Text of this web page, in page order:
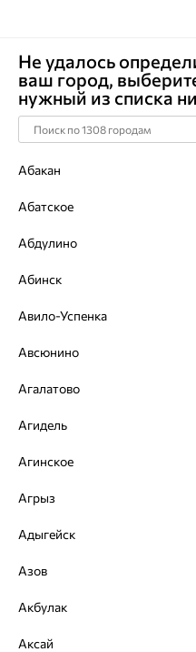
Главная Каталог
Кольцо
бриллиант,
5
Не удалось
ваш город,
нужный из списка
Абакан
Абатское
Абдулино
Абинск
Авило-Успенка
Авсюнино
Агалатово
Агидель
Агинское
Агрыз
Адыгейск
Азов
Акбулак
Аксай